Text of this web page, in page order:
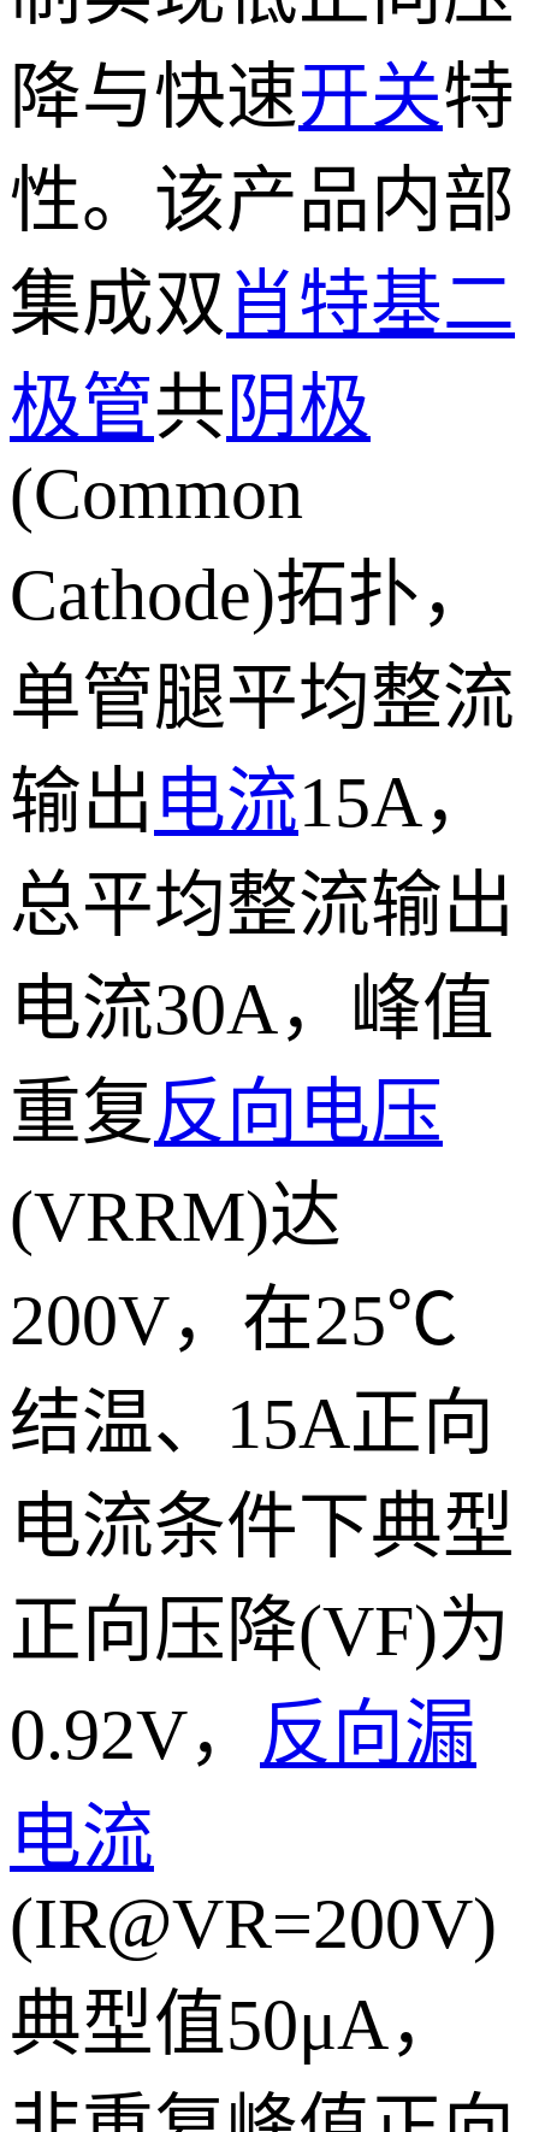
降与快速开关特
性。该产品内部
集成双 肖特基二
极管共 阴极
(Common
Cathode)拓扑，
单管腿平均整流
输出电流15A，
总平均整流输出
电流30A，峰值
重复反向电压
(VRRM)达
200V，在25℃
结温、15A正向
电流条件下典型
正向压降(VF)为
0.92V， 反向漏
电流
(IR@VR=200V)
典型值50μA，